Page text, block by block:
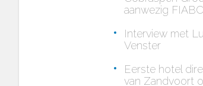
aanwezig
Interview met
Venster
Eerste hotel
van Zandvoort